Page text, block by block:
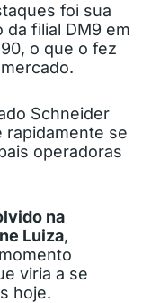
foi sua
filial DM9 em
o que o fez
Schneider
rapidamente se
operadoras
na
Luiza,
viria a se
hoje.